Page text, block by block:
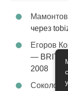
через
Егоров
— BRITAX
2008
Соколова